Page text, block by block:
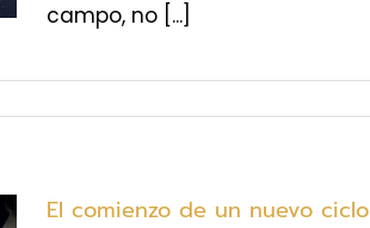
campo, no [...]
El comienzo de un nuevo ciclo